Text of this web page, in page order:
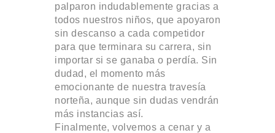
palparon indudablemente gracias a
todos nuestros niños, que apoyaron
sin descanso a cada competidor
para que terminara su carrera, sin
importar si se ganaba o perdía. Sin
dudad, el momento más
emocionante de nuestra travesía
norteña, aunque sin dudas vendrán
más instancias así.
Finalmente, volvemos a cenar y a